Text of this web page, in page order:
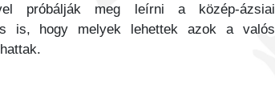
próbálják meg leírni a közép-ázsiai
is, hogy melyek lehettek azok a valós